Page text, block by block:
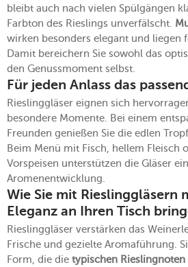
bleibt auch nach vielen Spülgängen
Farbton des Rieslings unverfälscht.
wirken besonders elegant und liegen
Damit bereichern Sie sowohl das
den Genussmoment selbst.
Für jeden Anlass das
Rieslinggläser eignen sich
besondere Momente. Bei einem
Freunden genießen Sie die edlen
Beim Menü mit Fisch, hellem Fleisch
Vorspeisen unterstützen die Gläser
Aromenentwicklung.
Wie Sie mit Rieslinggläsern
Eleganz an Ihren Tisch
Rieslinggläser verstärken das
Frische und gezielte Aromaführung.
Form, die die typischen